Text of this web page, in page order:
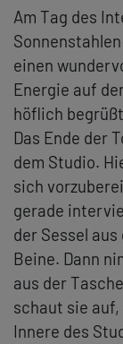
Am Tag des
einen
Energie auf
höflich
Das Ende der
dem Studio.
sich
gerade
der Sessel
Beine. Dann
aus der
schaut sie
Innere des